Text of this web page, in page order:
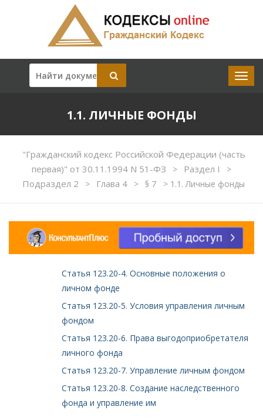
1.1. ЛИЧНЫЕ ФОНДЫ
"Гражданский кодекс Российской Федерации (часть
первая)" от 30.11.1994 N 51-ФЗ
> Раздел I >
Подраздел 2 > Глава 4 > § 7 > 1.1. Личные фонды
Статья 123.20-4. Основные положения о
личном фонде
Статья 123.20-5. Условия управления личным
фондом
Статья 123.20-6. Права выгодоприобретателя
личного фонда
Статья 123.20-7. Управление личным фондом
Статья 123.20-8. Создание наследственного
фонда и управление им